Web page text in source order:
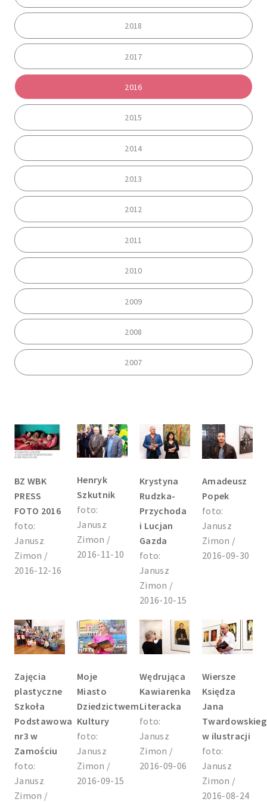
2018
2017
2016
2015
2014
2013
2012
2011
2010
2009
2008
2007
BZ WBK
PRESS
FOTO 2016
foto:
Janusz
Zimon /
2016-12-16
Henryk
Szkutnik
foto:
Janusz
Zimon /
2016-11-10
Krystyna
Rudzka-
Przychoda
i Lucjan
Gazda
foto:
Janusz
Zimon /
2016-10-15
Amadeusz
Popek
foto:
Janusz
Zimon /
2016-09-30
Zajęcia
plastyczne
Szkoła
Podstawowa
nr3 w
Zamościu
foto:
Janusz
Zimon /
Moje
Miasto
Dziedzictwem
Kultury
foto:
Janusz
Zimon /
2016-09-15
Wędrująca
Kawiarenka
Literacka
foto:
Janusz
Zimon /
2016-09-06
Wiersze
Księdza
Jana
w ilustracji
foto:
Janusz
Zimon /
2016-08-24